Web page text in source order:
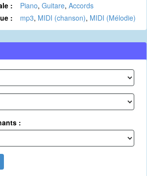
: Piano, Guitare, Accords
:
mp3, MIDI (chanson), MIDI (Mélodie)
: